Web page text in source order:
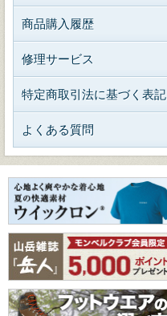
商品購入履歴
修理サービス
特定商取引法に基づく表記
よくある質問